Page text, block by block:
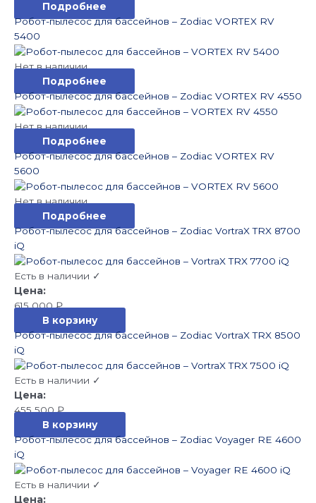
Подробнее
Робот-пылесос для бассейнов – Zodiac VORTEX RV
5400
Нет в наличии
Подробнее
Робот-пылесос для бассейнов – Zodiac VORTEX RV 4550
Нет в наличии
Подробнее
Робот-пылесос для бассейнов – Zodiac VORTEX RV
5600
Нет в наличии
Подробнее
Робот-пылесос для бассейнов – Zodiac VortraX TRX 8700
iQ
Есть в наличии ✓
615 000₽
В корзину
Робот-пылесос для бассейнов – Zodiac VortraX TRX 8500
iQ
Есть в наличии ✓
455 500₽
В корзину
Робот-пылесос для бассейнов – Zodiac Voyager RE 4600
iQ
Есть в наличии ✓